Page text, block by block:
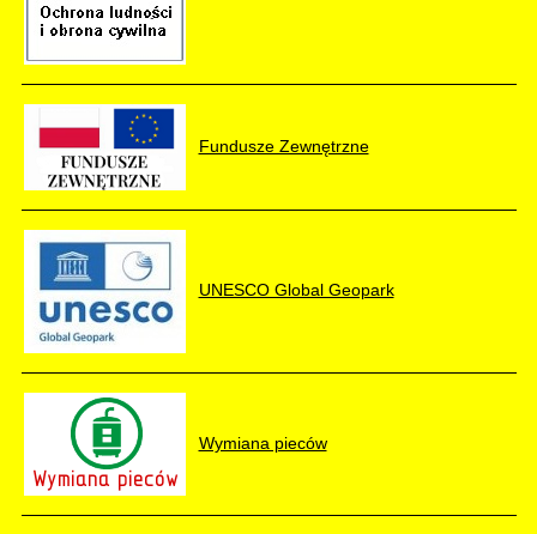
Fundusze Zewnętrzne
UNESCO Global Geopark
Wymiana pieców